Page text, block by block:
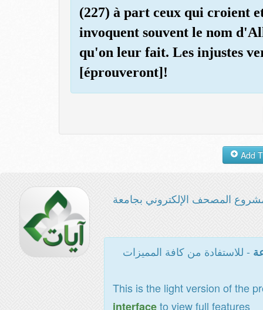
(227) à part ceux qui croient
invoquent souvent le nom
qu'on leur fait. Les injustes
[éprouveront]!
المصحف الإلكتروني بجامعة
- للاستفادة من كافة المميزات
This is the light version of the
interfaceto view full features